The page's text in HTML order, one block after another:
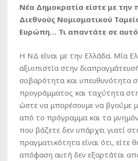
Νέα Δημοκρατία είστε με την
Διεθνούς Νομισματικού
Ευρώπη… Τι απαντάτε σε
Η ΝΔ είναι με την Ελλάδα. Μία
αξιοπιστία στην
σοβαρότητα και υπευθυνότητα
προγράμματος και ταχύτητα
ώστε να μπορέσουμε να βγούμε
από το πρόγραμμα και τα
που βάζετε δεν υπάρχει γιατί
πραγματικότητα είναι ότι, είτε
απόφαση αυτή δεν εξαρτάται